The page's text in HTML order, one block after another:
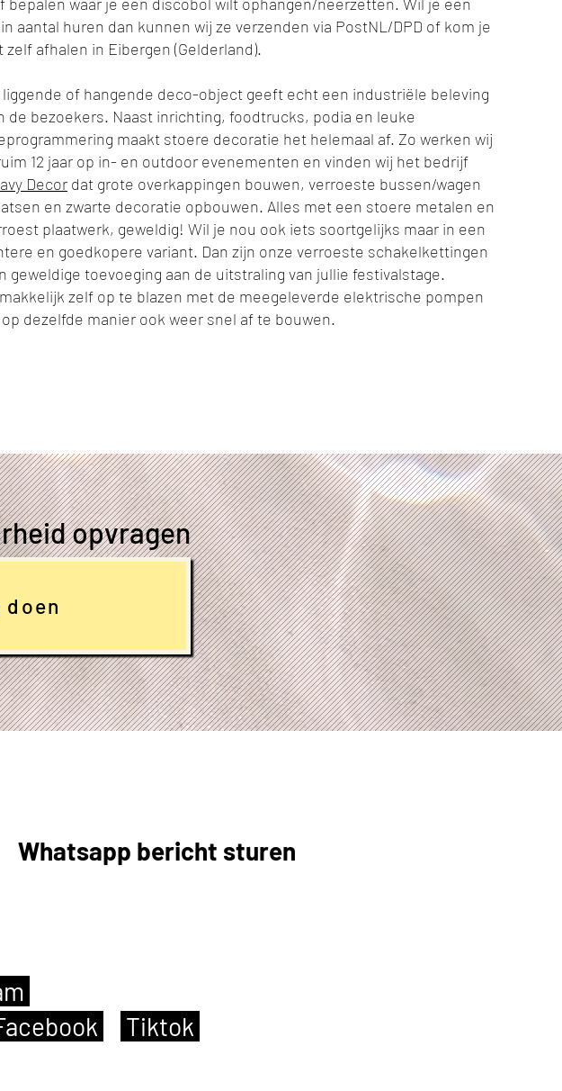
aantal huren dan kunnen wij ze verzenden via PostNL/DPD of kom je
zelf afhalen in Eibergen (Gelderland).
liggende of hangende deco-object geeft echt een industriële beleving
de bezoekers. Naast inrichting, foodtrucks, podia en leuke
maakt stoere decoratie het helemaal af. Zo werken wij
12 jaar op in- en outdoor evenementen en vinden wij het bedrijf
Decor dat grote overkappingen bouwen, verroeste bussen/wagen
en zwarte decoratie opbouwen. Alles met een stoere metalen en
plaatwerk, geweldig! Wil je nou ook iets soortgelijks maar in een
en goedkopere variant. Dan zijn onze verroeste schakelkettingen
geweldige toevoeging aan de uitstraling van jullie festivalstage.
zelf op te blazen met de meegeleverde elektrische pompen
dezelfde manier ook weer snel af te bouwen.
opvragen
doen
Whatsapp bericht sturen
Tiktok